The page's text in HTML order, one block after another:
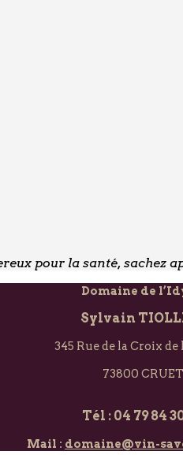
pour la santé,
Domaine de
Sylvain
345 Rue de la Croix de
73800 CRUET
Tél : 04 79 84
Mail : domaine@vin-